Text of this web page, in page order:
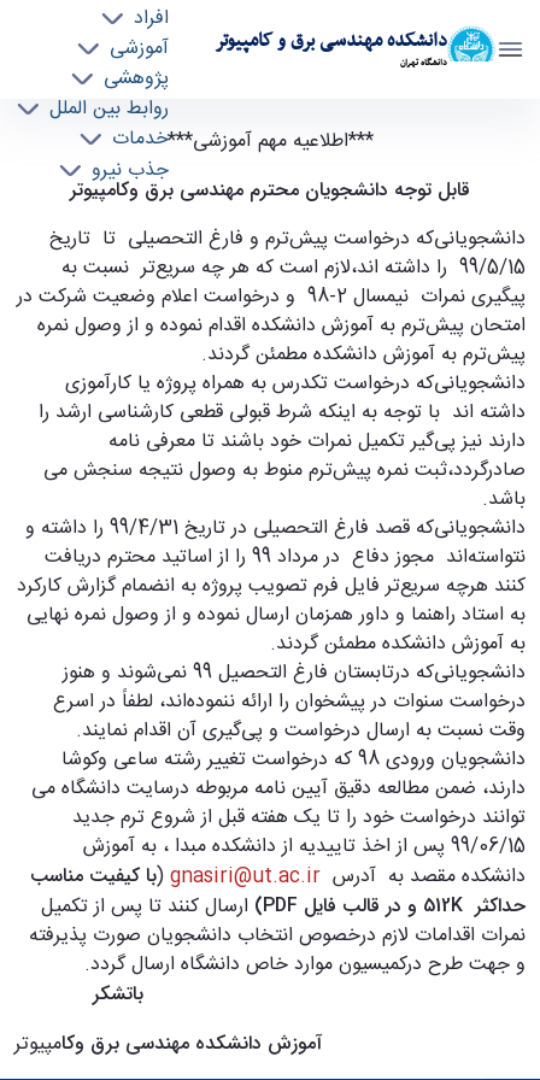
دانشکده مهندسی برق و کامپیوتر
دانشگاه تهران
افراد
آموزشی
پژوهشی
روابط بین الملل
خدمات
جذب نیرو
"اطلاعیه مهم آموزشی، ویژه دانشجویان کارشناسی"
***اطلاعیه مهم آموزشی***
قابل توجه دانشجویان محترم مهندسی برق وکامپیوتر
دانشجویانی‌که درخواست پیش‌ترم و فارغ التحصیلی تا تاریخ
99/5/15 را داشته اند،لازم است که هر چه سریع‌تر نسبت به
پیگیری نمرات نیمسال 2-98 و درخواست اعلام وضعیت شرکت در
امتحان پیش‌ترم به آموزش دانشکده اقدام نموده و از وصول نمره
پیش‌ترم به آموزش دانشکده مطمئن گردند.
دانشجویانی‌که درخواست تکدرس به همراه پروژه یا کارآموزی
داشته اند با توجه به اینکه شرط قبولی قطعی کارشناسی ارشد را
دارند نیز پی‌گیر تکمیل نمرات خود باشند تا معرفی نامه
صادرگردد،ثبت نمره پیش‌ترم منوط به وصول نتیجه سنجش می
باشد.
دانشجویانی‌که قصد فارغ التحصیلی در تاریخ 99/4/31 را داشته و
نتواسته‌اند مجوز دفاع در مرداد 99 را از اساتید محترم دریافت
کنند هرچه سریع‌تر فایل فرم تصویب پروژه به انضمام گزارش کارکرد
به استاد راهنما و داور همزمان ارسال نموده و از وصول نمره نهایی
به آموزش دانشکده مطمئن گردند.
دانشجویانی‌که درتابستان فارغ التحصیل 99 نمی‌شوند و هنوز
درخواست سنوات در پیشخوان را ارائه ننموده‌اند، لطفاً در اسرع
وقت نسبت به ارسال درخواست و پی‌گیری آن اقدام نمایند.
دانشجویان ورودی 98 که درخواست تغییر رشته ساعی وکوشا
دارند، ضمن مطالعه دقیق آیین نامه مربوطه درسایت دانشگاه می
توانند درخواست خود را تا یک هفته قبل از شروع ترم جدید
99/06/15 پس از اخذ تاییدیه از دانشکده مبدا ، به آموزش
دانشکده مقصد به آدرس gnasiri@ut.ac.ir
(با کیفیت مناسب
حداکثر 512K و در قالب فایل PDF
) ارسال کنند تا پس از تکمیل
نمرات اقدامات لازم درخصوص انتخاب دانشجویان صورت پذیرفته
و جهت طرح درکمیسیون موارد خاص دانشگاه ارسال گردد.
باتشکر
آموزش دانشکده مهندسی برق وکامپیوتر